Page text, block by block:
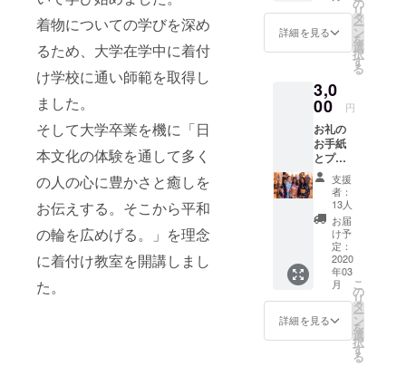
着物についての学びを深め
るため、大学在学中に着付
け学校に通い師範を取得し
ました。
そして大学卒業を機に「日
本文化の体験を通して多く
の人の心に豊かさと癒しを
お伝えする。そこから平和
の輪を広めげる。」を理念
に着付け教室を開講しまし
た。
（かわ
ね と
も） 四
半世紀
イン
ド、特
にグ
ジャ
ラート
での実
地体験
を通
じ、ガ
ン
ディー
思想と
実践の
意味と
目的を
解き明
かし、
詳細を見る
リ
タ
ー
ン
を
選
択
す
る
3,0
00 円
お礼の
お手紙
とプロ
ジェク
トの報
告レ
ポート
をお送
りいた
しま
す。
支援
者：
13人
お届
け予
定：
2020
年03
月
詳細を見る
こ
の
リ
タ
ー
ン
を
選
択
す
る